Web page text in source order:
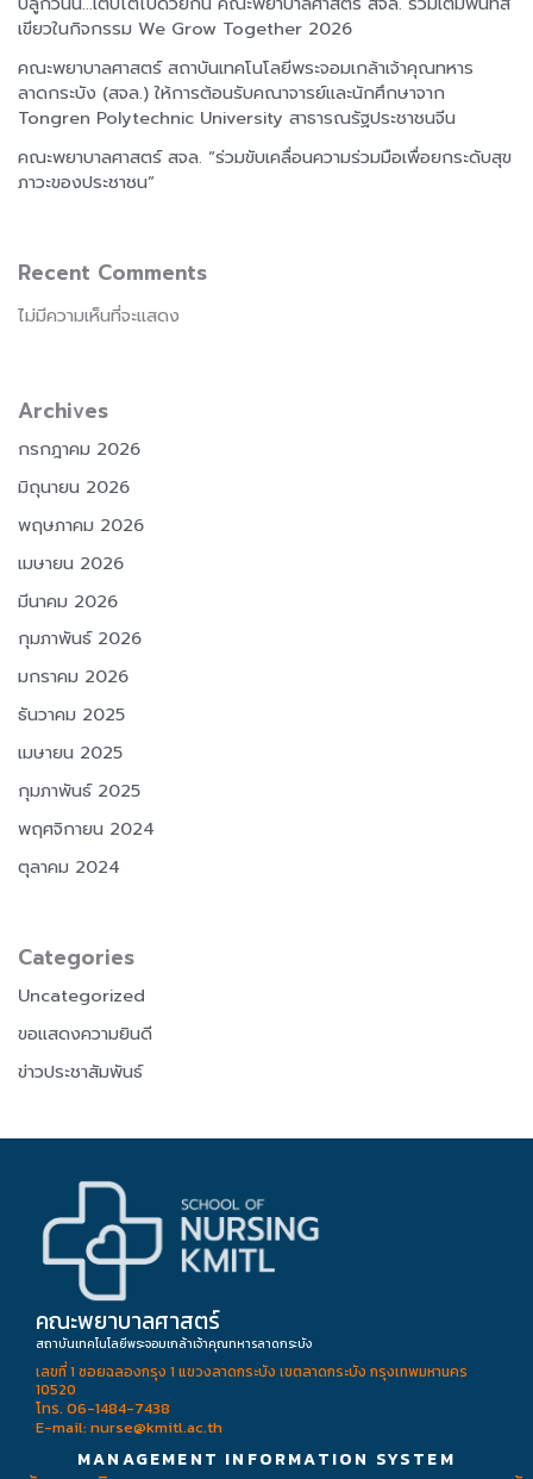
เขียวในกิจกรรม We Grow Together 2026
คณะพยาบาลศาสตร์ สถาบันเทคโนโลยีพระจอมเกล้าเจ้าคุณทหาร
ลาดกระบัง (สจล.) ให้การต้อนรับคณาจารย์และนักศึกษาจาก
Tongren Polytechnic University สาธารณรัฐประชาชนจีน
คณะพยาบาลศาสตร์ สจล. “ร่วมขับเคลื่อนความร่วมมือเพื่อยกระดับสุข
ภาวะของประชาชน”
Recent Comments
ไม่มีความเห็นที่จะแสดง
Archives
กรกฎาคม 2026
มิถุนายน 2026
พฤษภาคม 2026
เมษายน 2026
มีนาคม 2026
กุมภาพันธ์ 2026
มกราคม 2026
ธันวาคม 2025
เมษายน 2025
กุมภาพันธ์ 2025
พฤศจิกายน 2024
ตุลาคม 2024
Categories
Uncategorized
ขอแสดงความยินดี
ข่าวประชาสัมพันธ์
คณะพยาบาลศาสตร์
สถาบันเทคโนโลยีพระจอมเกล้าเจ้าคุณทหารลาดกระบัง
เลขที่ 1 ซอยฉลองกรุง 1 แขวงลาดกระบัง เขตลาดกระบัง กรุงเทพมหานคร
10520
โทร. 06-1484-7438
E-mail: nurse@kmitl.ac.th
MANAGEMENT INFORMATION SYSTEM